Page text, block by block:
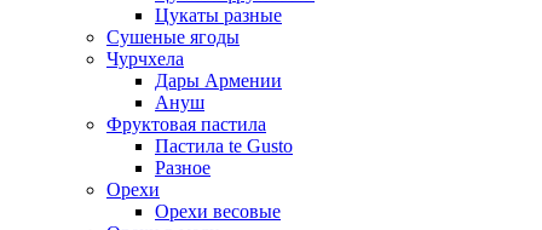
Цукаты разные
Сушеные ягоды
Чурчхела
Дары Армении
Ануш
Фруктовая пастила
Пастила te Gusto
Разное
Орехи
Орехи весовые